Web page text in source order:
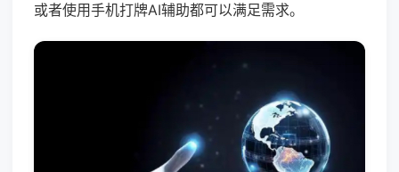
或者使用手机打牌AI辅助都可以满足需求。